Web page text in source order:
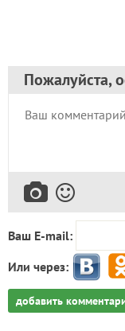
Пожалуйста,
Ваш E-mail:
Или через:
добавить